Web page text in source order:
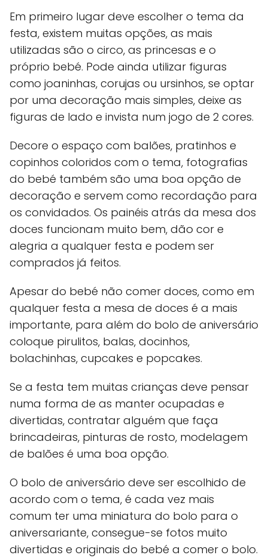
Em primeiro lugar deve escolher o tema da
festa, existem muitas opções, as mais
utilizadas são o circo, as princesas e o
próprio bebé. Pode ainda utilizar figuras
como joaninhas, corujas ou ursinhos, se optar
por uma decoração mais simples, deixe as
figuras de lado e invista num jogo de 2 cores.
Decore o espaço com balões, pratinhos e
copinhos coloridos com o tema, fotografias
do bebé também são uma boa opção de
decoração e servem como recordação para
os convidados. Os painéis atrás da mesa dos
doces funcionam muito bem, dão cor e
alegria a qualquer festa e podem ser
comprados já feitos.
Apesar do bebé não comer doces, como em
qualquer festa a mesa de doces é a mais
importante, para além do bolo de aniversário
coloque pirulitos, balas, docinhos,
bolachinhas, cupcakes e popcakes.
Se a festa tem muitas crianças deve pensar
numa forma de as manter ocupadas e
divertidas, contratar alguém que faça
brincadeiras, pinturas de rosto, modelagem
de balões é uma boa opção.
O bolo de aniversário deve ser escolhido de
acordo com o tema, é cada vez mais
comum ter uma miniatura do bolo para o
aniversariante, consegue-se fotos muito
divertidas e originais do bebé a comer o bolo.